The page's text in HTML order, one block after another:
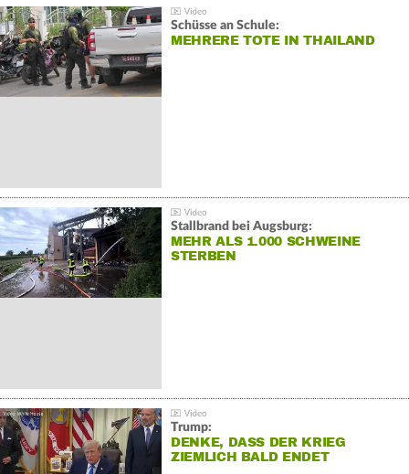
Schüsse an Schule:
MEHRERE TOTE IN THAILAND
Stallbrand bei Augsburg:
MEHR ALS 1.000 SCHWEINE
STERBEN
Trump:
DENKE, DASS DER KRIEG
ZIEMLICH BALD ENDET